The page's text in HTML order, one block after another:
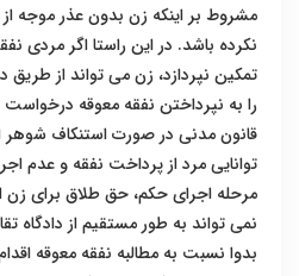
مشروط بر اینکه زن بدون عذر موجه
نکرده باشد. در این راستا اگر مردی
تمکین نپردازد، زن می تواند از
قانون مدنی در صورت استنکاف شوهر
توانایی مرد از پرداخت نفقه و عدم
مرحله اجرای حکم، حق طلاق برای زن
نمی تواند به طور مستقیم از دادگاه
بدوا نسبت به مطالبه نفقه معوقه